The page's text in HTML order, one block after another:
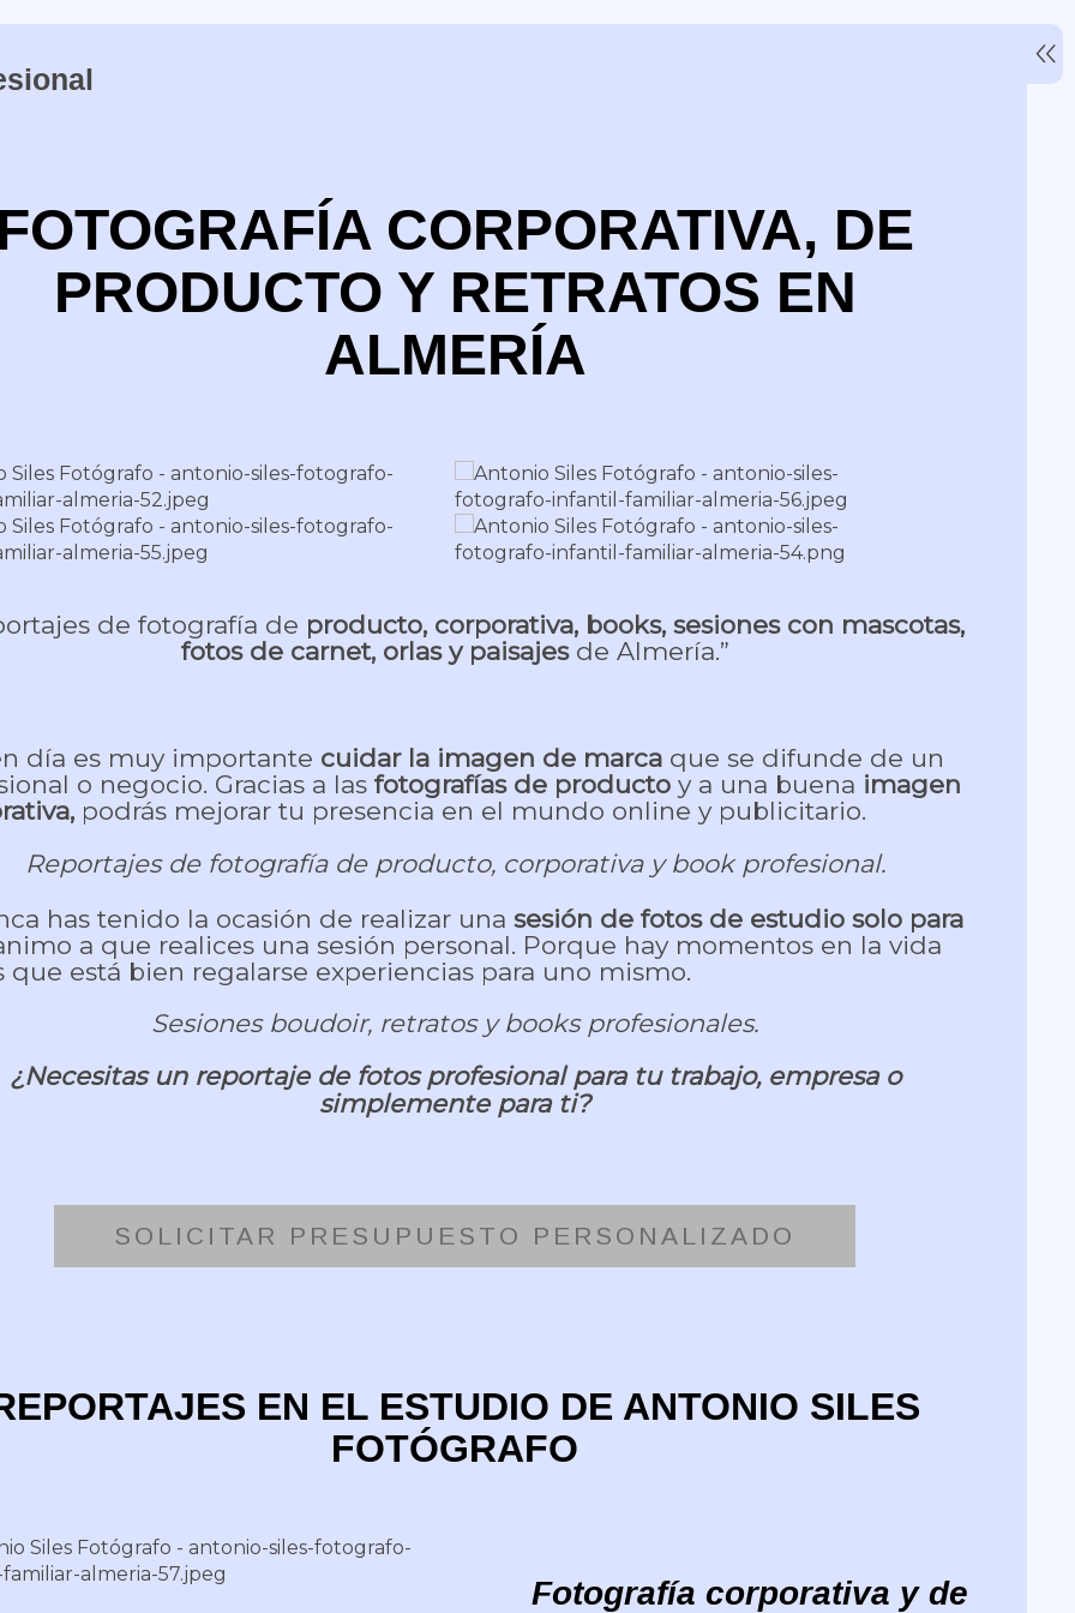
FOTOGRAFÍA CORPORATIVA, DE
PRODUCTO Y RETRATOS EN
ALMERÍA
de fotografía de producto, corporativa, books, sesiones con mascotas,
fotos de carnet, orlas y paisajesde Almería.”
día es muy importante cuidar la imagen de marca que se difunde de un
o negocio. Gracias a las fotografías de producto y a una buena imagen
podrás mejorar tu presencia en el mundo online y publicitario.
Reportajes de fotografía de producto, corporativa y book profesional.
has tenido la ocasión de realizar una sesión de fotos de estudio solo para
a que realices una sesión personal. Porque hay momentos en la vida
que está bien regalarse experiencias para uno mismo.
Sesiones boudoir, retratos y books profesionales.
¿Necesitas un reportaje de fotos profesional para tu trabajo, empresa o
simplemente para ti?
SOLICITAR PRESUPUESTO PERSONALIZADO
EN EL ESTUDIO DE ANTONIO SILES
FOTÓGRAFO
Fotografía corporativa y de